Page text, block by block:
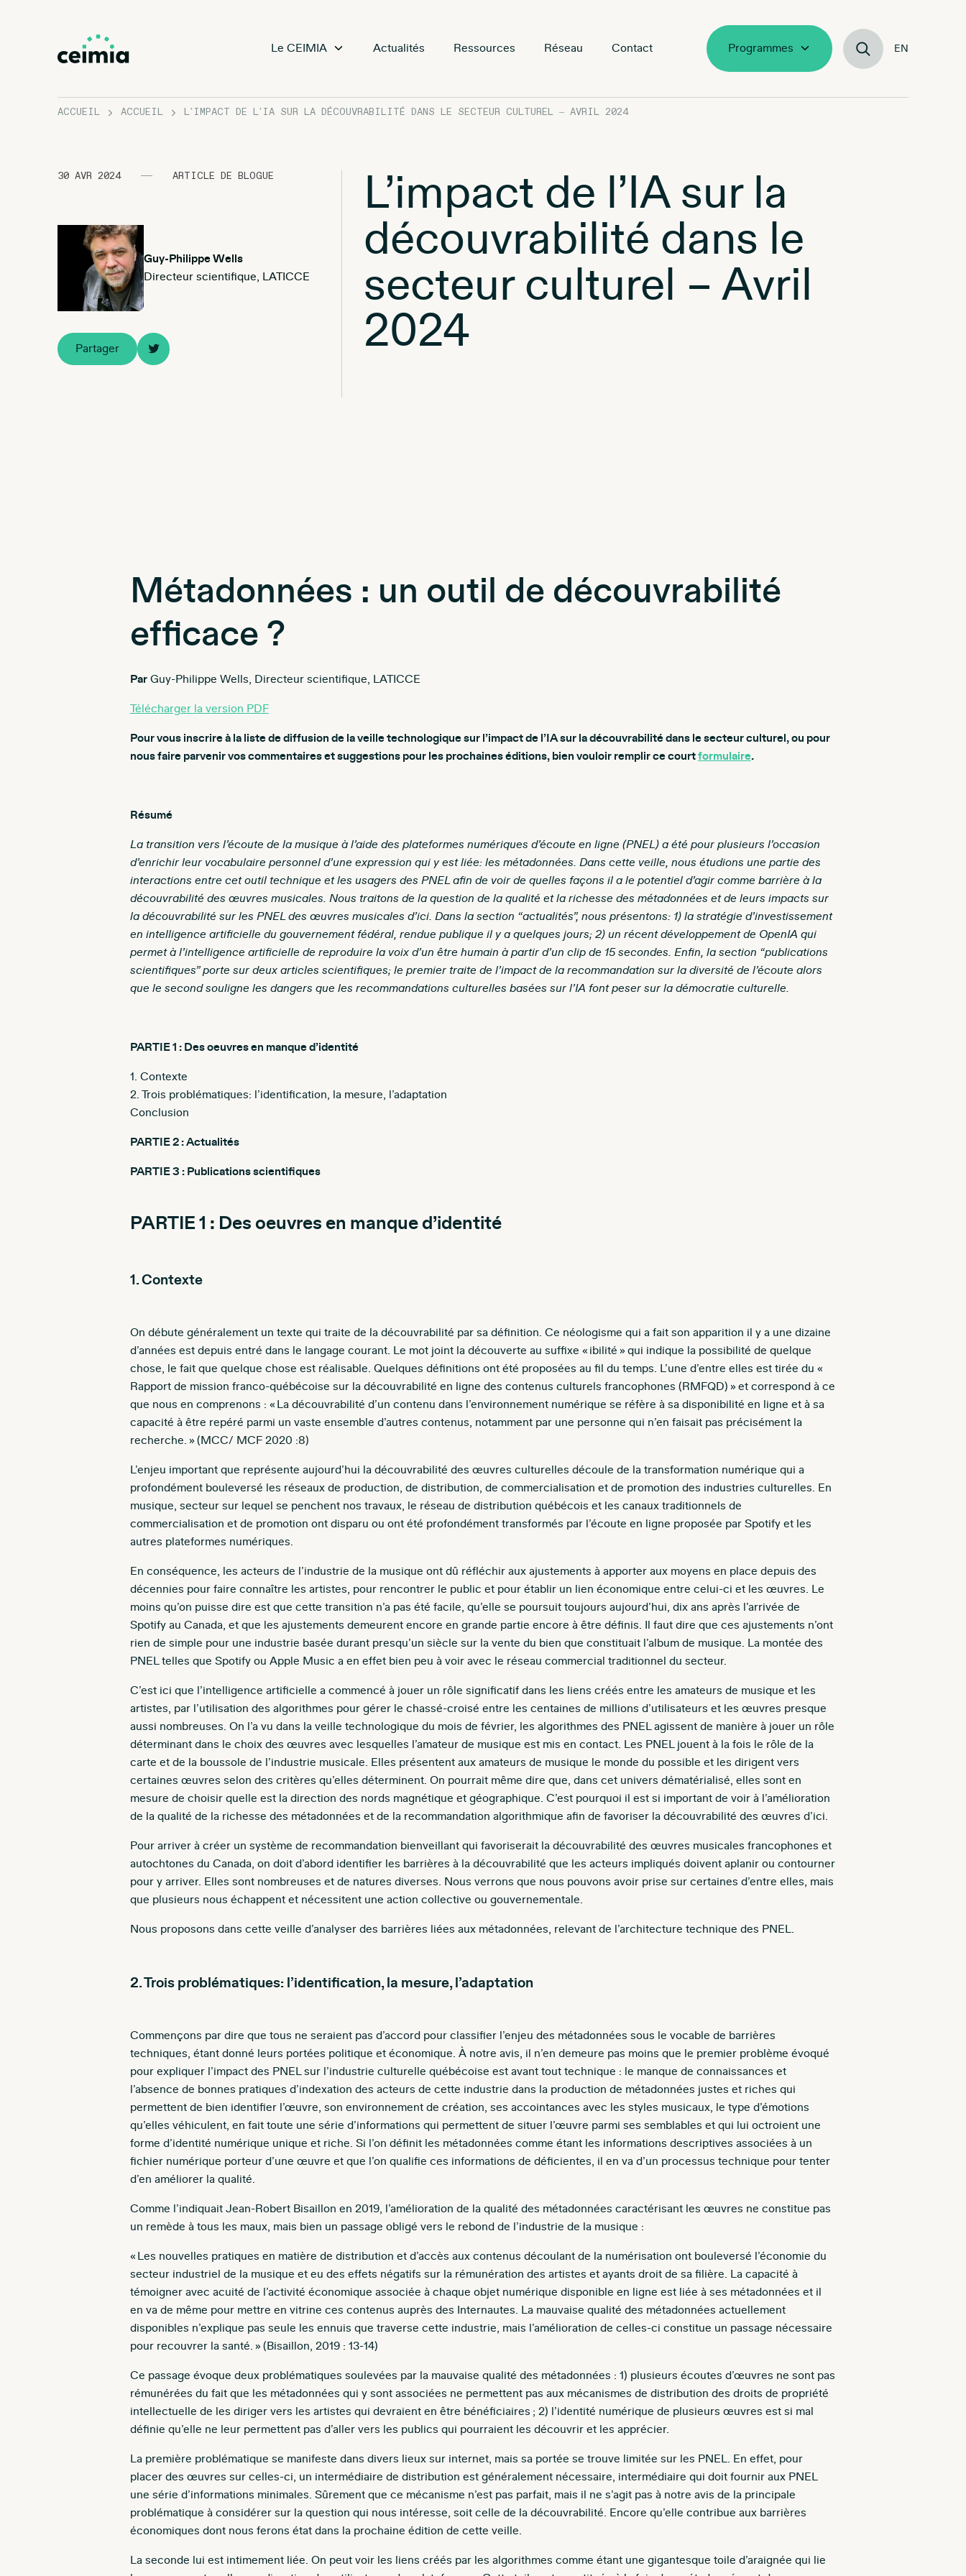
Le CEIMIA Actualités Ressources Réseau Contact Programmes EN
ACCUEIL ACCUEIL L’IMPACT DE L’IA SUR LA DÉCOUVRABILITÉ DANS LE SECTEUR CULTUREL – AVRIL 2024
30 AVR 2024 ARTICLE DE BLOGUE
Guy-Philippe Wells
Directeur scientifique, LATICCE
Partager
L’impact de l’IA sur la
découvrabilité dans le
secteur culturel – Avril
2024
Métadonnées : un outil de découvrabilité
efficace ?
ParGuy-Philippe Wells, Directeur scientifique, LATICCE
Télécharger la version PDF
Pour vous inscrire à la liste de diffusion de la veille technologique sur l’impact de l’IA sur la découvrabilité dans le secteur culturel, ou pour
nous faire parvenir vos commentaires et suggestions pour les prochaines éditions, bien vouloir remplir ce courtformulaire.
Résumé
La transition vers l’écoute de la musique à l’aide des plateformes numériques d’écoute en ligne (PNEL) a été pour plusieurs l’occasion
d’enrichir leur vocabulaire personnel d’une expression qui y est liée: les métadonnées. Dans cette veille, nous étudions une partie des
interactions entre cet outil technique et les usagers des PNEL afin de voir de quelles façons il a le potentiel d’agir comme barrière à la
découvrabilité des œuvres musicales. Nous traitons de la question de la qualité et la richesse des métadonnées et de leurs impacts sur
la découvrabilité sur les PNEL des œuvres musicales d’ici. Dans la section “actualités”, nous présentons: 1) la stratégie d’investissement
en intelligence artificielle du gouvernement fédéral, rendue publique il y a quelques jours; 2) un récent développement de OpenIA qui
permet à l’intelligence artificielle de reproduire la voix d’un être humain à partir d’un clip de 15 secondes. Enfin, la section “publications
scientifiques” porte sur deux articles scientifiques; le premier traite de l’impact de la recommandation sur la diversité de l’écoute alors
que le second souligne les dangers que les recommandations culturelles basées sur l’IA font peser sur la démocratie culturelle.
PARTIE 1 : Des oeuvres en manque d’identité
1. Contexte
2. Trois problématiques: l’identification, la mesure, l’adaptation
Conclusion
PARTIE 2 : Actualités
PARTIE 3 : Publications scientifiques
PARTIE 1 : Des oeuvres en manque d’identité
1. Contexte
On débute généralement un texte qui traite de la découvrabilité par sa définition. Ce néologisme qui a fait son apparition il y a une dizaine
d’années est depuis entré dans le langage courant. Le mot joint la découverte au suffixe « ibilité » qui indique la possibilité de quelque
chose, le fait que quelque chose est réalisable. Quelques définitions ont été proposées au fil du temps. L’une d’entre elles est tirée du «
Rapport de mission franco-québécoise sur la découvrabilité en ligne des contenus culturels francophones (RMFQD) » et correspond à ce
que nous en comprenons : « La découvrabilité d’un contenu dans l’environnement numérique se réfère à sa disponibilité en ligne et à sa
capacité à être repéré parmi un vaste ensemble d’autres contenus, notamment par une personne qui n’en faisait pas précisément la
recherche. » (MCC/ MCF 2020 :8)
L’enjeu important que représente aujourd’hui la découvrabilité des œuvres culturelles découle de la transformation numérique qui a
profondément bouleversé les réseaux de production, de distribution, de commercialisation et de promotion des industries culturelles. En
musique, secteur sur lequel se penchent nos travaux, le réseau de distribution québécois et les canaux traditionnels de
commercialisation et de promotion ont disparu ou ont été profondément transformés par l’écoute en ligne proposée par Spotify et les
autres plateformes numériques.
En conséquence, les acteurs de l’industrie de la musique ont dû réfléchir aux ajustements à apporter aux moyens en place depuis des
décennies pour faire connaître les artistes, pour rencontrer le public et pour établir un lien économique entre celui-ci et les œuvres. Le
moins qu’on puisse dire est que cette transition n’a pas été facile, qu’elle se poursuit toujours aujourd’hui, dix ans après l’arrivée de
Spotify au Canada, et que les ajustements demeurent encore en grande partie encore à être définis. Il faut dire que ces ajustements n’ont
rien de simple pour une industrie basée durant presqu’un siècle sur la vente du bien que constituait l’album de musique. La montée des
PNEL telles que Spotify ou Apple Music a en effet bien peu à voir avec le réseau commercial traditionnel du secteur.
C’est ici que l’intelligence artificielle a commencé à jouer un rôle significatif dans les liens créés entre les amateurs de musique et les
artistes, par l’utilisation des algorithmes pour gérer le chassé-croisé entre les centaines de millions d’utilisateurs et les œuvres presque
aussi nombreuses. On l’a vu dans la veille technologique du mois de février, les algorithmes des PNEL agissent de manière à jouer un rôle
déterminant dans le choix des œuvres avec lesquelles l’amateur de musique est mis en contact. Les PNEL jouent à la fois le rôle de la
carte et de la boussole de l’industrie musicale. Elles présentent aux amateurs de musique le monde du possible et les dirigent vers
certaines œuvres selon des critères qu’elles déterminent. On pourrait même dire que, dans cet univers dématérialisé, elles sont en
mesure de choisir quelle est la direction des nords magnétique et géographique. C’est pourquoi il est si important de voir à l’amélioration
de la qualité de la richesse des métadonnées et de la recommandation algorithmique afin de favoriser la découvrabilité des œuvres d’ici.
Pour arriver à créer un système de recommandation bienveillant qui favoriserait la découvrabilité des œuvres musicales francophones et
autochtones du Canada, on doit d’abord identifier les barrières à la découvrabilité que les acteurs impliqués doivent aplanir ou contourner
pour y arriver. Elles sont nombreuses et de natures diverses. Nous verrons que nous pouvons avoir prise sur certaines d’entre elles, mais
que plusieurs nous échappent et nécessitent une action collective ou gouvernementale.
Nous proposons dans cette veille d’analyser des barrières liées aux métadonnées, relevant de l’architecture technique des PNEL.
2. Trois problématiques: l’identification, la mesure, l’adaptation
Commençons par dire que tous ne seraient pas d’accord pour classifier l’enjeu des métadonnées sous le vocable de barrières
techniques, étant donné leurs portées politique et économique. À notre avis, il n’en demeure pas moins que le premier problème évoqué
pour expliquer l’impact des PNEL sur l’industrie culturelle québécoise est avant tout technique : le manque de connaissances et
l’absence de bonnes pratiques d’indexation des acteurs de cette industrie dans la production de métadonnées justes et riches qui
permettent de bien identifier l’œuvre, son environnement de création, ses accointances avec les styles musicaux, le type d’émotions
qu’elles véhiculent, en fait toute une série d’informations qui permettent de situer l’œuvre parmi ses semblables et qui lui octroient une
forme d’identité numérique unique et riche. Si l’on définit les métadonnées comme étant les informations descriptives associées à un
fichier numérique porteur d’une œuvre et que l’on qualifie ces informations de déficientes, il en va d’un processus technique pour tenter
d’en améliorer la qualité.
Comme l’indiquait Jean-Robert Bisaillon en 2019, l’amélioration de la qualité des métadonnées caractérisant les œuvres ne constitue pas
un remède à tous les maux, mais bien un passage obligé vers le rebond de l’industrie de la musique :
« Les nouvelles pratiques en matière de distribution et d’accès aux contenus découlant de la numérisation ont bouleversé l’économie du
secteur industriel de la musique et eu des effets négatifs sur la rémunération des artistes et ayants droit de sa filière. La capacité à
témoigner avec acuité de l’activité économique associée à chaque objet numérique disponible en ligne est liée à ses métadonnées et il
en va de même pour mettre en vitrine ces contenus auprès des Internautes. La mauvaise qualité des métadonnées actuellement
disponibles n’explique pas seule les ennuis que traverse cette industrie, mais l’amélioration de celles-ci constitue un passage nécessaire
pour recouvrer la santé. » (Bisaillon, 2019 : 13-14)
Ce passage évoque deux problématiques soulevées par la mauvaise qualité des métadonnées : 1) plusieurs écoutes d’œuvres ne sont pas
rémunérées du fait que les métadonnées qui y sont associées ne permettent pas aux mécanismes de distribution des droits de propriété
intellectuelle de les diriger vers les artistes qui devraient en être bénéficiaires ; 2) l’identité numérique de plusieurs œuvres est si mal
définie qu’elle ne leur permettent pas d’aller vers les publics qui pourraient les découvrir et les apprécier.
La première problématique se manifeste dans divers lieux sur internet, mais sa portée se trouve limitée sur les PNEL. En effet, pour
placer des œuvres sur celles-ci, un intermédiaire de distribution est généralement nécessaire, intermédiaire qui doit fournir aux PNEL
une série d’informations minimales. Sûrement que ce mécanisme n’est pas parfait, mais il ne s’agit pas à notre avis de la principale
problématique à considérer sur la question qui nous intéresse, soit celle de la découvrabilité. Encore qu’elle contribue aux barrières
économiques dont nous ferons état dans la prochaine édition de cette veille.
La seconde lui est intimement liée. On peut voir les liens créés par les algorithmes comme étant une gigantesque toile d’araignée qui lie